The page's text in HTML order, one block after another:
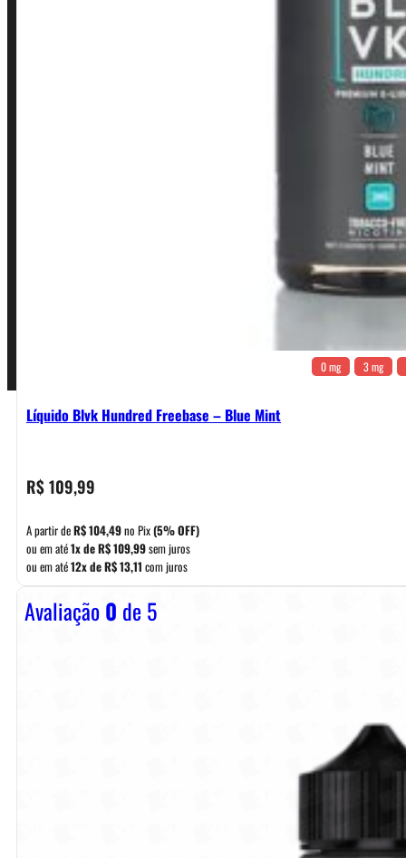
0 mg 3 mg
Líquido Blvk Hundred Freebase – Blue Mint
R$109,99
A partir deR$104,49no Pix(5% OFF)
ou em até1x deR$109,99sem juros
ou em até12x deR$13,11 com juros
Avaliação0 de 5
Política de Garantia, Reembolso e Devolução